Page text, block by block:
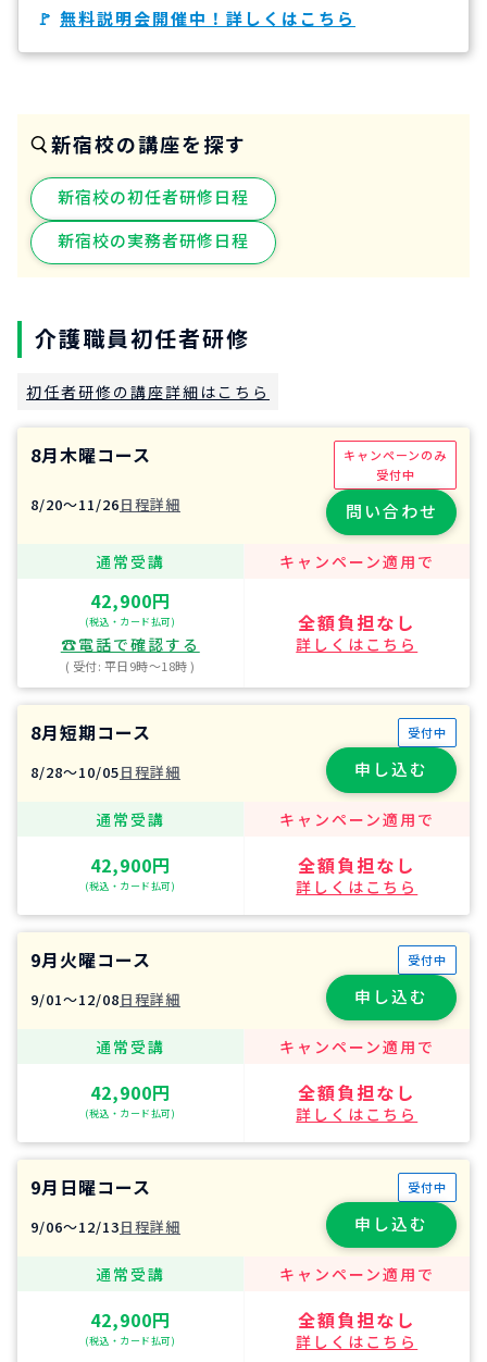
🚩 無料説明会開催中！詳しくはこちら
新宿校の講座を探す
新宿校の初任者研修日程
新宿校の実務者研修日程
介護職員初任者研修
初任者研修の講座詳細はこちら
8月木曜コース
8/20〜11/26日程詳細
キャンペーンのみ
受付中
問い合わせ
通常受講
42,900円
(税込・カード払可)
☎︎電話で確認する
( 受付: 平日9時〜18時 )
キャンペーン適用で
全額負担なし
詳しくはこちら
8月短期コース
8/28〜10/05日程詳細
受付中
申し込む
通常受講
42,900円
(税込・カード払可)
キャンペーン適用で
全額負担なし
詳しくはこちら
9月火曜コース
9/01〜12/08日程詳細
受付中
申し込む
通常受講
42,900円
(税込・カード払可)
キャンペーン適用で
全額負担なし
詳しくはこちら
9月日曜コース
9/06〜12/13日程詳細
受付中
申し込む
通常受講
42,900円
(税込・カード払可)
キャンペーン適用で
全額負担なし
詳しくはこちら